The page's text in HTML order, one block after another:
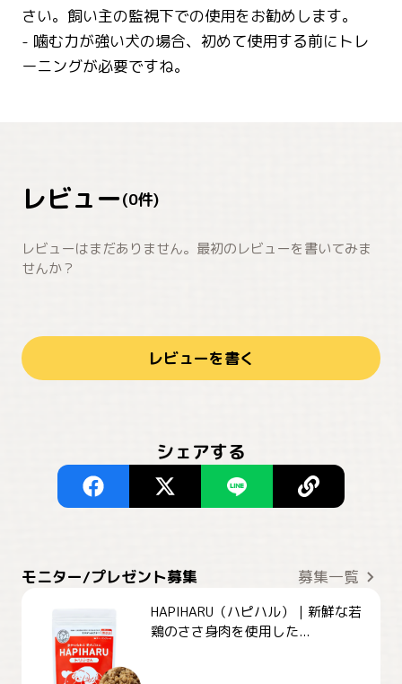
さい。飼い主の監視下での使用をお勧めします。
- 噛む力が強い犬の場合、初めて使用する前にトレ
ーニングが必要ですね。
レビュー(0件)
レビューはまだありません。最初のレビューを書いてみま
せんか？
レビューを書く
シェアする
モニター/プレゼント募集 募集一覧
HAPIHARU（ハピハル）｜新鮮な若
鶏のささ身肉を使用した...